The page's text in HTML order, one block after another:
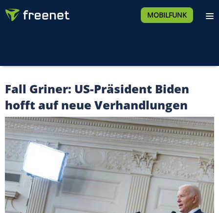
MOBILFUNK
Fall Griner: US-Präsident Biden
hofft auf neue Verhandlungen